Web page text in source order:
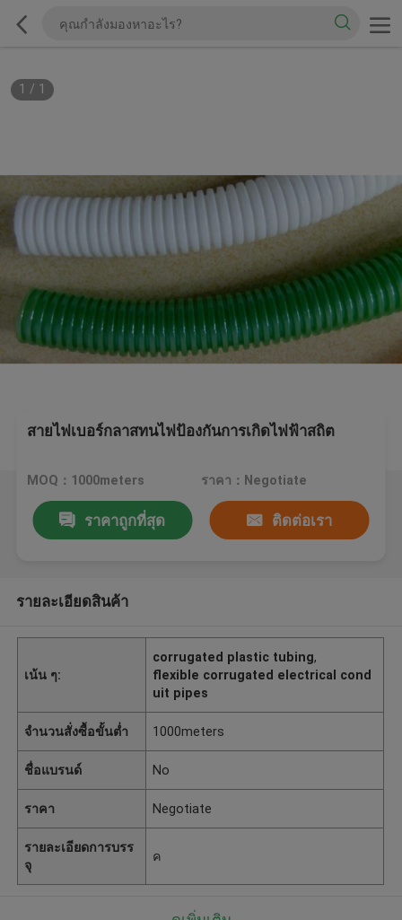
1 / 1
สายไฟเบอร์กลาสทนไฟป้องกันการเกิดไฟฟ้าสถิต
MOQ：1000meters ราคา：Negotiate
ราคาถูกที่สุด ติดต่อเรา
รายละเอียดสินค้า
เน้น ๆ:
corrugated plastic tubing,
flexible corrugated electrical cond
uit pipes
จำนวนสั่งซื้อขั้นต่ำ 1000meters
ชื่อแบรนด์ No
ราคา Negotiate
รายละเอียดการบรร
จุ
ค